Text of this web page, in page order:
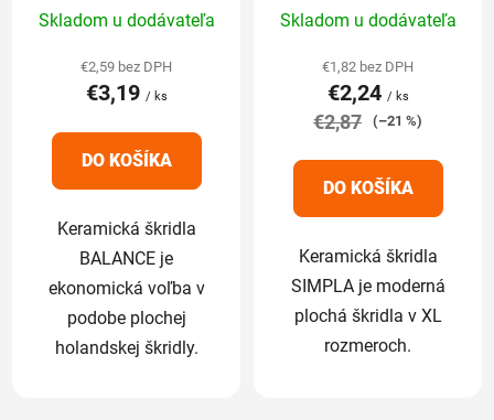
hodnotenie
produktu
je
z
Skladom u dodávateľa
€2,59 bez DPH
€3,19 / ks
DO KOŠÍKA
Keramická škridla
BALANCE je
ekonomická voľba v
podobe plochej
holandskej škridly.
hodnotenie
produktu
je
4,8
5
hviezdičiek.
Skladom u dodávateľa
€1,82 bez DPH
€2,24 / ks
€2,87 (–21 %)
DO KOŠÍKA
Keramická škridla
SIMPLA je moderná
plochá škridla v XL
rozmeroch.